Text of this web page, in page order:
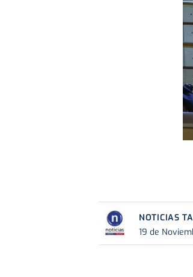
NOTICIAS
19 de